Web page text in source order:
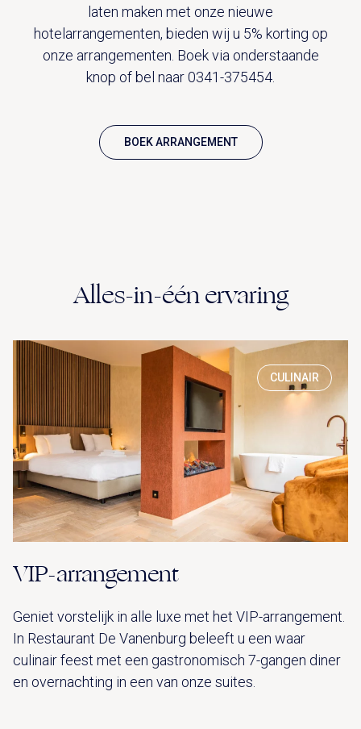
UITVAART EN CONDOLEANCE
PLATTEGROND
VERHALEN
IN DE OMGEVING
Vanenburgerallee 13
3882 RH Putten
info@vanenburg.nl
0341 375 454
laten maken met onze nieuwe
hotelarrangementen, bieden wij u 5% korting op
onze arrangementen. Boek via onderstaande
knop of bel naar 0341-375454.
BOEK ARRANGEMENT
Alles-in-één ervaring
CULINAIR
VIP-arrangement
Geniet vorstelijk in alle luxe met het VIP-arrangement.
In Restaurant De Vanenburg beleeft u een waar
culinair feest met een gastronomisch 7-gangen diner
en overnachting in een van onze suites.